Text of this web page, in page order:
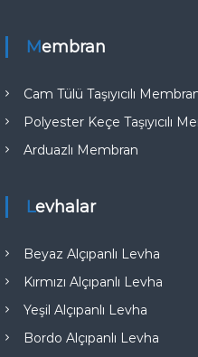
Membran
Cam Tülü Taşıyıcılı
Polyester Keçe Taşıyıcılı
Arduazlı Membran
Levhalar
Beyaz Alçıpanlı Levha
Kırmızı Alçıpanlı Levha
Yeşil Alçıpanlı Levha
Bordo Alçıpanlı Levha